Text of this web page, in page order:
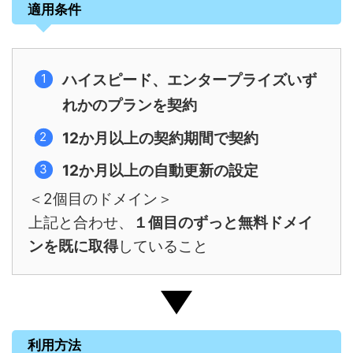
適用条件
ハイスピード、エンタープライズいず
れかのプランを契約
12か月以上の契約期間で契約
12か月以上の自動更新の設定
＜2個目のドメイン＞
上記と合わせ、
１個目のずっと無料ドメイ
ンを既に取得していること
利用方法